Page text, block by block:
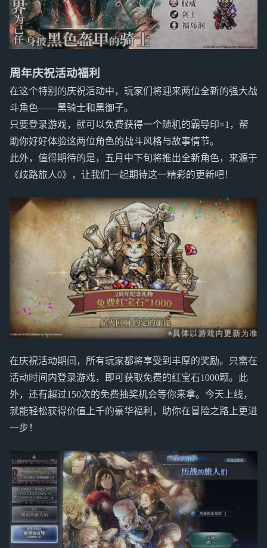
周年庆祝活动福利
在这个特别的庆祝活动中，玩家们将迎来两位全新的强大战
斗角色——黑骑士和黑御子。
只要登录游戏，就可以免费获得一个随机的霸导印×1，帮
助你好好体验这两位角色的战斗风格与故事情节。
此外，值得期待的是，五月中下旬将推出全新角色，来源于
《歧路旅人0》，让我们一起期待这一精彩的更新吧！
在庆祝活动期间，所有玩家都将享受到丰厚的奖励。只需在
活动时间内登录游戏，即可获取免费的红宝石1000颗。此
外，还有超过150次的免费抽奖机会等你来拿。今天上线，
就能轻松获得价值上千的豪华福利，助你在冒险之路上更进
一步！